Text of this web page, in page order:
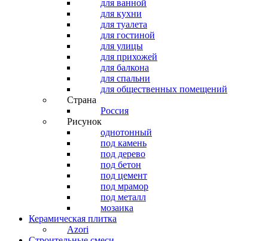
для ванной
для кухни
для туалета
для гостиной
для улицы
для прихожей
для балкона
для спальни
для общественных помещений
Страна
Россия
Рисунок
однотонный
под камень
под дерево
под бетон
под цемент
под мрамор
под металл
мозаика
Керамическая плитка
Azori